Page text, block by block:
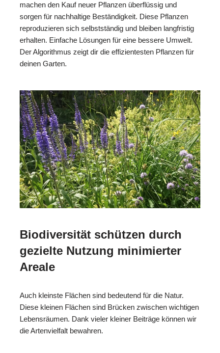
machen den Kauf neuer Pflanzen überflüssig und
sorgen für nachhaltige Beständigkeit. Diese Pflanzen
reproduzieren sich selbstständig und bleiben langfristig
erhalten. Einfache Lösungen für eine bessere Umwelt.
Der Algorithmus zeigt dir die effizientesten Pflanzen für
deinen Garten.
Biodiversität schützen durch
gezielte Nutzung minimierter
Areale
Auch kleinste Flächen sind bedeutend für die Natur.
Diese kleinen Flächen sind Brücken zwischen wichtigen
Lebensräumen. Dank vieler kleiner Beiträge können wir
die Artenvielfalt bewahren.